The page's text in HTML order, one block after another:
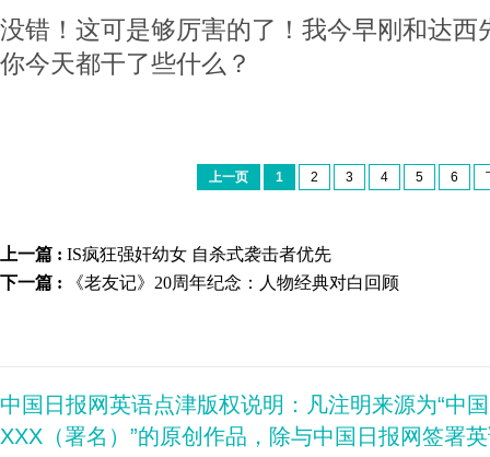
没错！这可是够厉害的了！我今早刚和达西
你今天都干了些什么？
上一页 1 2 3 4 5 6
上一篇 : IS疯狂强奸幼女 自杀式袭击者优先
下一篇 :
《老友记》20周年纪念：人物经典对白回顾
中国日报网英语点津版权说明：凡注明来源为“中
XXX（署名）”的原创作品，除与中国日报网签署